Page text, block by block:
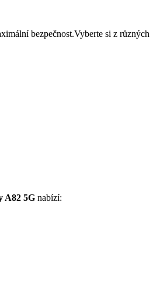
bezpečnost.Vyberte si z různých
A82 5G nabízí: